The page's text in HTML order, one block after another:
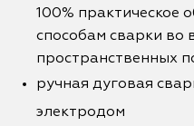
100% практическое
способам сварки во
пространственных
ручная дуговая
электродом